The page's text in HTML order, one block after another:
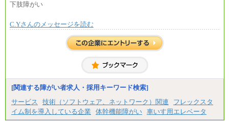
下肢障がい
C.Yさんのメッセージを読む
[関連する障がい者求人・採用キーワード検索]
サービス
技術（ソフトウェア、ネットワーク）関連
フレックスタ
イム制を導入している企業
体幹機能障がい 車いす用エレベータ